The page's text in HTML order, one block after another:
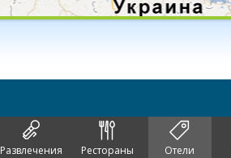
Развлечения Рестораны Отели